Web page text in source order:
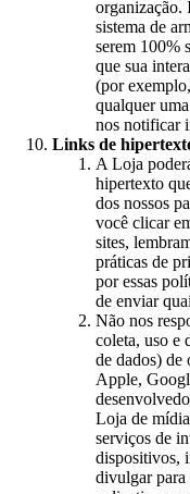
organização.
sistema de
serem 100%
que sua
(por
qualquer
nos notificar
Links de
A Loja
hipertexto
dos nossos
você clicar
sites,
práticas de
por essas
de enviar
Não nos
coleta, uso e
de dados) de
Apple,
Loja de
serviços de
dispositivos,
divulgar para